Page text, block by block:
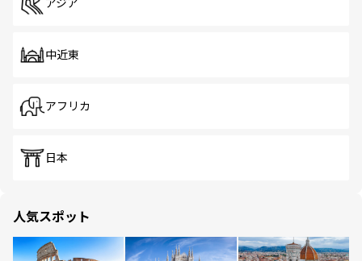
アジア
中近東
アフリカ
日本
人気スポット